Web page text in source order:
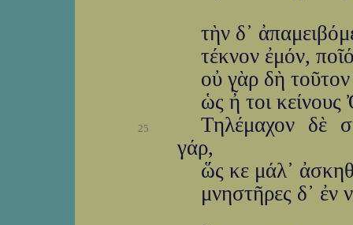
τὴν δ᾽
τέκνον ἐμόν,
οὐ γὰρ δὴ
ὡς ἦ τοι
25
Τηλέμαχον δὲ
γάρ,
ὥς κε μάλ᾽
μνηστῆρες δ᾽ ἐν